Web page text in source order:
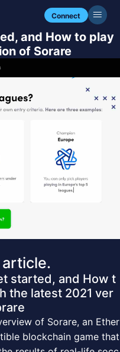
Connect
and How to play
of Sorare
started, and How t
the latest 2021 ver
of Sorare, an Ether
blockchain game that